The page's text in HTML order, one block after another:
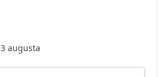
augusta